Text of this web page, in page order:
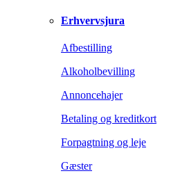
Erhvervsjura
Afbestilling
Alkoholbevilling
Annoncehajer
Betaling og kreditkort
Forpagtning og leje
Gæster